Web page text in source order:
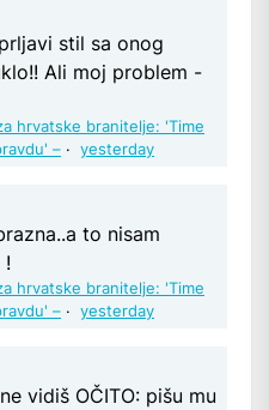
stil sa onog
Ali moj problem -
hrvatske branitelje: 'Time
– · yesterday
to nisam
!
hrvatske branitelje: 'Time
– · yesterday
vidiš OČITO: pišu mu